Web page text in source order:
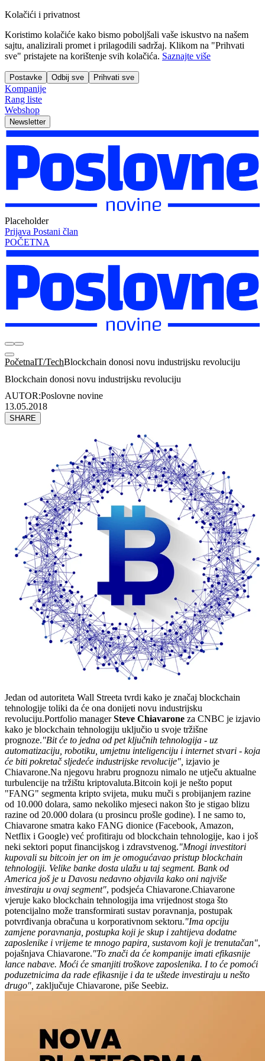
Kolačići i privatnost
Koristimo kolačiće kako bismo poboljšali vaše iskustvo na našem
sajtu, analizirali promet i prilagodili sadržaj. Klikom na "Prihvati
sve" pristajete na korištenje svih kolačića. Saznajte više
Postavke Odbij sve Prihvati sve
Kompanije
Rang liste
Webshop
Newsletter
Placeholder
Prijava Postani član
POČETNA
PočetnaIT/TechBlockchain donosi novu industrijsku revoluciju
Blockchain donosi novu industrijsku revoluciju
AUTOR:Poslovne novine
13.05.2018
SHARE
Jedan od autoriteta Wall Streeta tvrdi kako je značaj blockchain
tehnologije toliki da će ona donijeti novu industrijsku
revoluciju.Portfolio managerSteve Chiavarone za CNBC je izjavio
kako je blockchain tehnologiju uključio u svoje tržišne
prognoze."Bit će to jedna od pet ključnih tehnologija - uz
automatizaciju, robotiku, umjetnu inteligenciju i internet stvari - koja
će biti pokretač sljedeće industrijske revolucije", izjavio je
Chiavarone.Na njegovu hrabru prognozu nimalo ne utječu aktualne
turbulencije na tržištu kriptovaluta.Bitcoin koji je nešto poput
"FANG" segmenta kripto svijeta, muku muči s probijanjem razine
od 10.000 dolara, samo nekoliko mjeseci nakon što je stigao blizu
razine od 20.000 dolara (u prosincu prošle godine). I ne samo to,
Chiavarone smatra kako FANG dionice (Facebook, Amazon,
Netflix i Google) već profitiraju od blockchain tehnologije, kao i još
neki sektori poput financijskog i zdravstvenog."Mnogi investitori
kupovali su bitcoin jer on im je omogućavao pristup blockchain
tehnologiji. Velike banke dosta ulažu u taj segment. Bank od
America još je u Davosu nedavno objavila kako oni najviše
investiraju u ovaj segment", podsjeća Chiavarone.Chiavarone
vjeruje kako blockchain tehnologija ima vrijednost stoga što
potencijalno može transformirati sustav poravnanja, postupak
potvrđivanja obračuna u korporativnom sektoru."Ima opciju
zamjene poravnanja, postupka koji je skup i zahtijeva dodatne
zaposlenike i vrijeme te mnogo papira, sustavom koji je trenutačan",
pojašnjava Chiavarone."To znači da će kompanije imati efikasnije
lance nabave. Moći će smanjiti troškove zaposlenika. I to će pomoći
poduzetnicima da rade efikasnije i da te uštede investiraju u nešto
drugo", zaključuje Chiavarone, piše Seebiz.